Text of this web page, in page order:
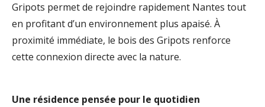
Gripots permet de rejoindre rapidement Nantes tout
en profitant d’un environnement plus apaisé. À
proximité immédiate, le bois des Gripots renforce
cette connexion directe avec la nature.
Une résidence pensée pour le quotidien